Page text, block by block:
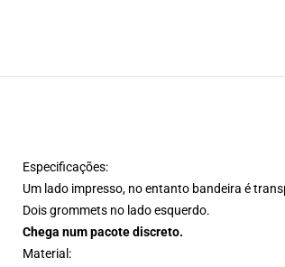
Especificações:
Um lado impresso, no entanto bandeira é
Dois grommets no lado esquerdo.
Chega num pacote discreto.
Material: